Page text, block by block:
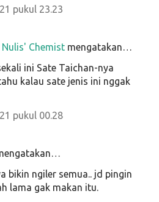
pukul 23.23
Chemist mengatakan…
ini Sate Taichan-nya
kalau sate jenis ini nggak
pukul 00.28
bikin ngiler semua.. jd pingin
lama gak makan itu.